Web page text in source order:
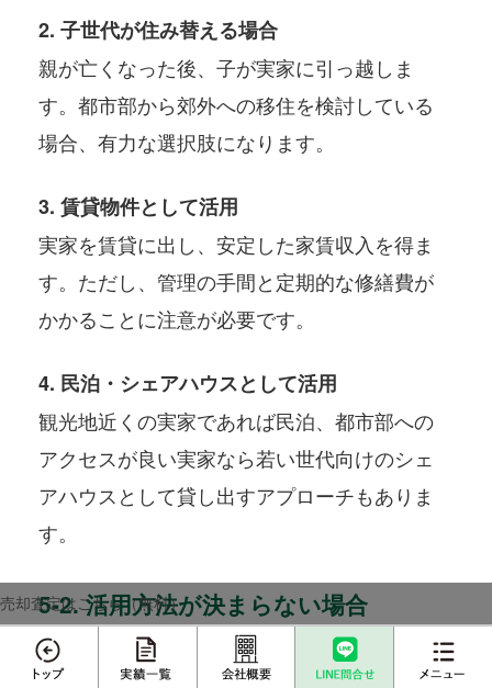
2. 子世代が住み替える場合
親が亡くなった後、子が実家に引っ越しま
す。都市部から郊外への移住を検討している
場合、有力な選択肢になります。
3. 賃貸物件として活用
実家を賃貸に出し、安定した家賃収入を得ま
す。ただし、管理の手間と定期的な修繕費が
かかることに注意が必要です。
4. 民泊・シェアハウスとして活用
観光地近くの実家であれば民泊、都市部への
アクセスが良い実家なら若い世代向けのシェ
アハウスとして貸し出すアプローチもありま
す。
5-2. 活用方法が決まらない場合
「実家を残したいが、具体的な活用方法が決
売却査定はこちら（無料）